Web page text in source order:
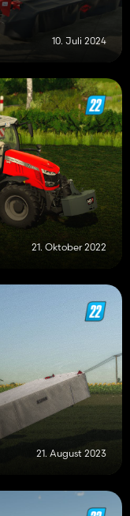
10. Juli 2024
21. Oktober 2022
21. August 2023